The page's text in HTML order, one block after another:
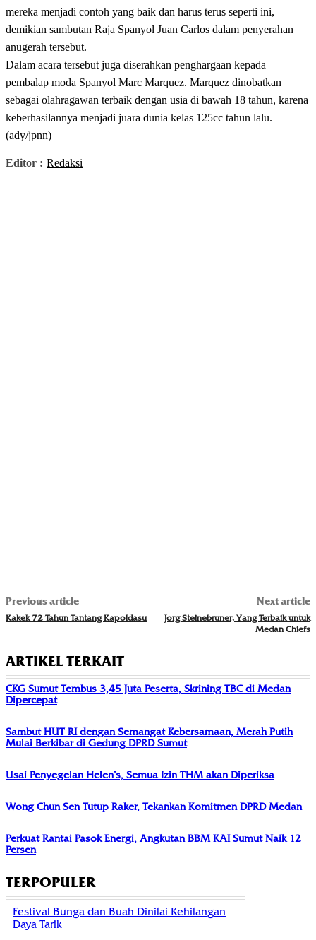
mereka menjadi contoh yang baik dan harus terus seperti ini,
demikian sambutan Raja Spanyol Juan Carlos dalam penyerahan
anugerah tersebut.
Dalam acara tersebut juga diserahkan penghargaan kepada
pembalap moda Spanyol Marc Marquez. Marquez dinobatkan
sebagai olahragawan terbaik dengan usia di bawah 18 tahun, karena
keberhasilannya menjadi juara dunia kelas 125cc tahun lalu.
(ady/jpnn)
Editor : Redaksi
Previous article
Kakek 72 Tahun Tantang Kapoldasu
Next article
Jorg Steinebruner, Yang Terbaik untuk
Medan Chiefs
ARTIKEL TERKAIT
CKG Sumut Tembus 3,45 Juta Peserta, Skrining TBC di Medan
Dipercepat
Sambut HUT RI dengan Semangat Kebersamaan, Merah Putih
Mulai Berkibar di Gedung DPRD Sumut
Usai Penyegelan Helen’s, Semua Izin THM akan Diperiksa
Wong Chun Sen Tutup Raker, Tekankan Komitmen DPRD Medan
Perkuat Rantai Pasok Energi, Angkutan BBM KAI Sumut Naik 12
Persen
TERPOPULER
Festival Bunga dan Buah Dinilai Kehilangan
Daya Tarik